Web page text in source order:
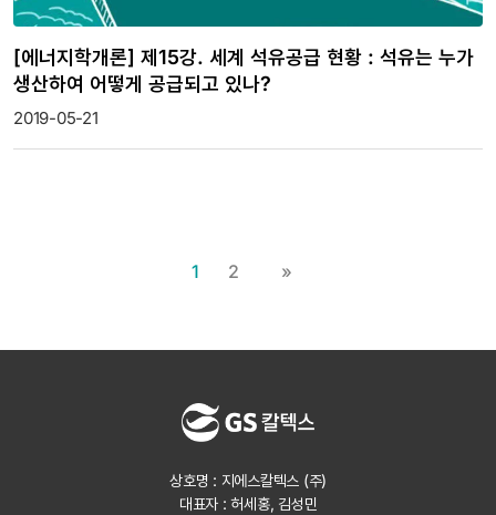
[에너지학개론] 제15강. 세계 석유공급 현황 : 석유는 누가
생산하여 어떻게 공급되고 있나?
2019-05-21
1 2 »
상호명 : 지에스칼텍스 (주)
대표자 : 허세홍, 김성민